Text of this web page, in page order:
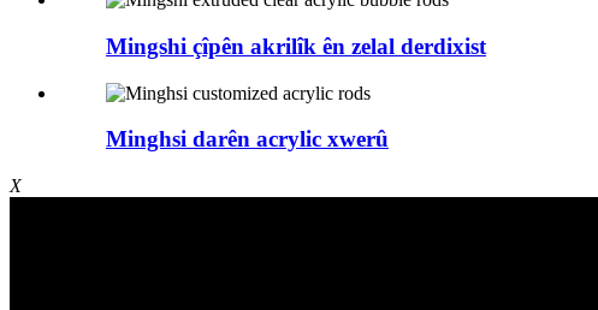
Mingshi çîpên akrilîk ên zelal derdixist
Minghsi darên acrylic xwerû
X